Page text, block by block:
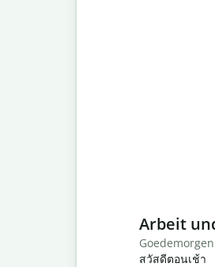
Slide 1 of 6
Arbeit
Goedemorgen
สวัสดีตอนเช้า